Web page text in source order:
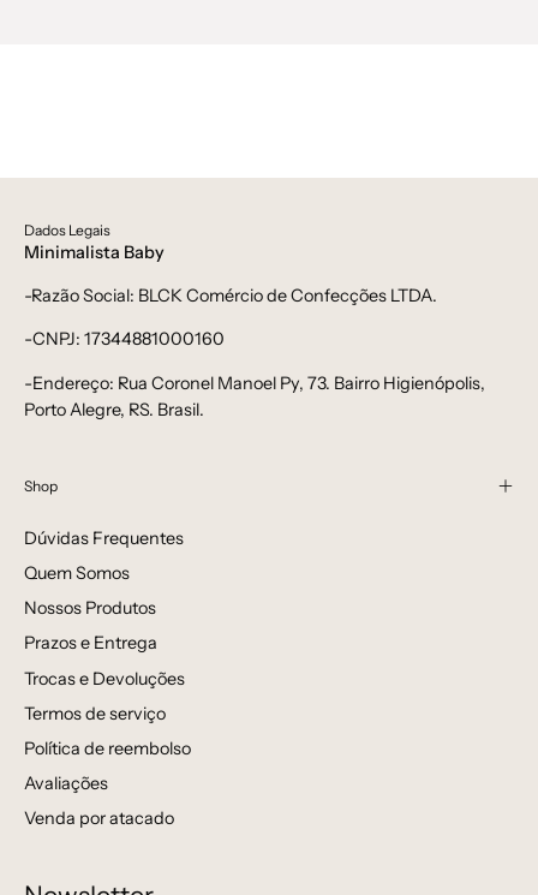
Dados Legais
Minimalista Baby
-Razão Social: BLCK Comércio de Confecções LTDA.
-CNPJ: 17344881000160
-Endereço: Rua Coronel Manoel Py, 73. Bairro Higienópolis,
Porto Alegre, RS. Brasil.
Shop
Dúvidas Frequentes
Quem Somos
Nossos Produtos
Prazos e Entrega
Trocas e Devoluções
Termos de serviço
Política de reembolso
Avaliações
Venda por atacado